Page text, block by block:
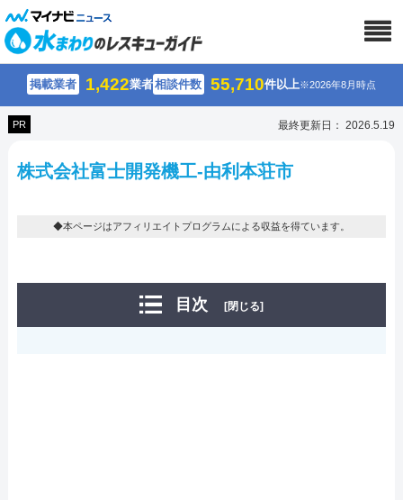
掲載業者 1,422業者相談件数 55,710件以上※2026年8月時点
PR 最終更新日： 2026.5.19
株式会社富士開発機工-由利本荘市
◆本ページはアフィリエイトプログラムによる収益を得ています。
目次 [閉じる]